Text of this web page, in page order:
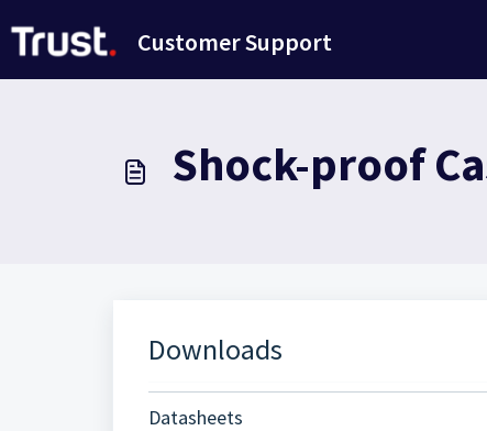
Customer Support
Shock-proof
Downloads
Datasheets